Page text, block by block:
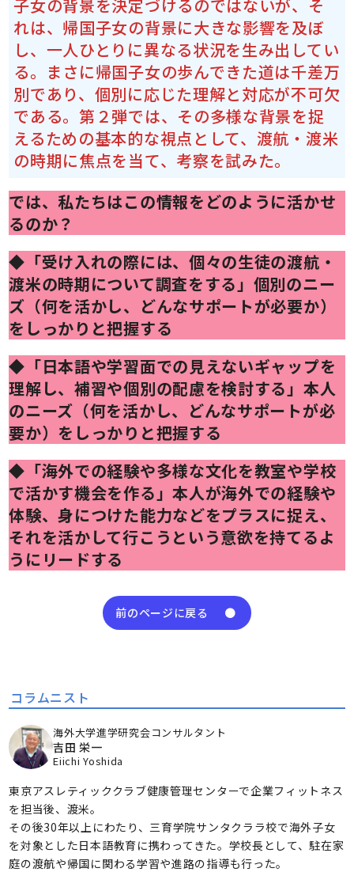
コラムニスト
海外大学進学研究会コンサルタント
吉田 栄一
Eiichi Yoshida
東京アスレティッククラブ健康管理センターで企業フィットネス
を担当後、渡米。
その後30年以上にわたり、三育学院サンタクララ校で海外子女
を対象とした日本語教育に携わってきた。学校長として、駐在家
庭の渡航や帰国に関わる学習や進路の指導も行った。
子女の背景を決定づけるのではないが、そ
れは、帰国子女の背景に大きな影響を及ぼ
し、一人ひとりに異なる状況を生み出してい
る。まさに帰国子女の歩んできた道は千差万
別であり、個別に応じた理解と対応が不可欠
である。第２弾では、その多様な背景を捉
えるための基本的な視点として、渡航・渡米
の時期に焦点を当て、考察を試みた。
では、私たちはこの情報をどのように活かせ
るのか？
◆「受け入れの際には、個々の生徒の渡航・
渡米の時期について調査をする」個別のニー
ズ（何を活かし、どんなサポートが必要か）
をしっかりと把握する
◆「日本語や学習面での見えないギャップを
理解し、補習や個別の配慮を検討する」本人
のニーズ（何を活かし、どんなサポートが必
要か）をしっかりと把握する
◆「海外での経験や多様な文化を教室や学校
で活かす機会を作る」本人が海外での経験や
体験、身につけた能力などをプラスに捉え、
それを活かして行こうという意欲を持てるよ
うにリードする
前のページに戻る